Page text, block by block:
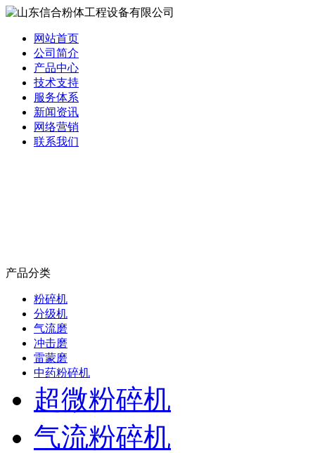
网站首页
公司简介
产品中心
技术支持
服务体系
新闻资讯
网络营销
联系我们
产品分类
粉碎机
分级机
气流磨
冲击磨
雷蒙磨
中药粉碎机
超微粉碎机
气流粉碎机